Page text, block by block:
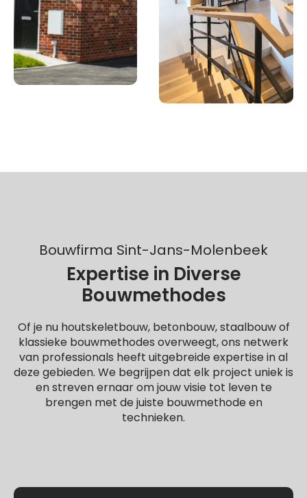
Bouwfirma Sint-Jans-Molenbeek
Expertise in Diverse
Bouwmethodes
Of je nu houtskeletbouw, betonbouw, staalbouw of
klassieke bouwmethodes overweegt, ons netwerk
van professionals heeft uitgebreide expertise in al
deze gebieden. We begrijpen dat elk project uniek is
en streven ernaar om jouw visie tot leven te
brengen met de juiste bouwmethode en
technieken.